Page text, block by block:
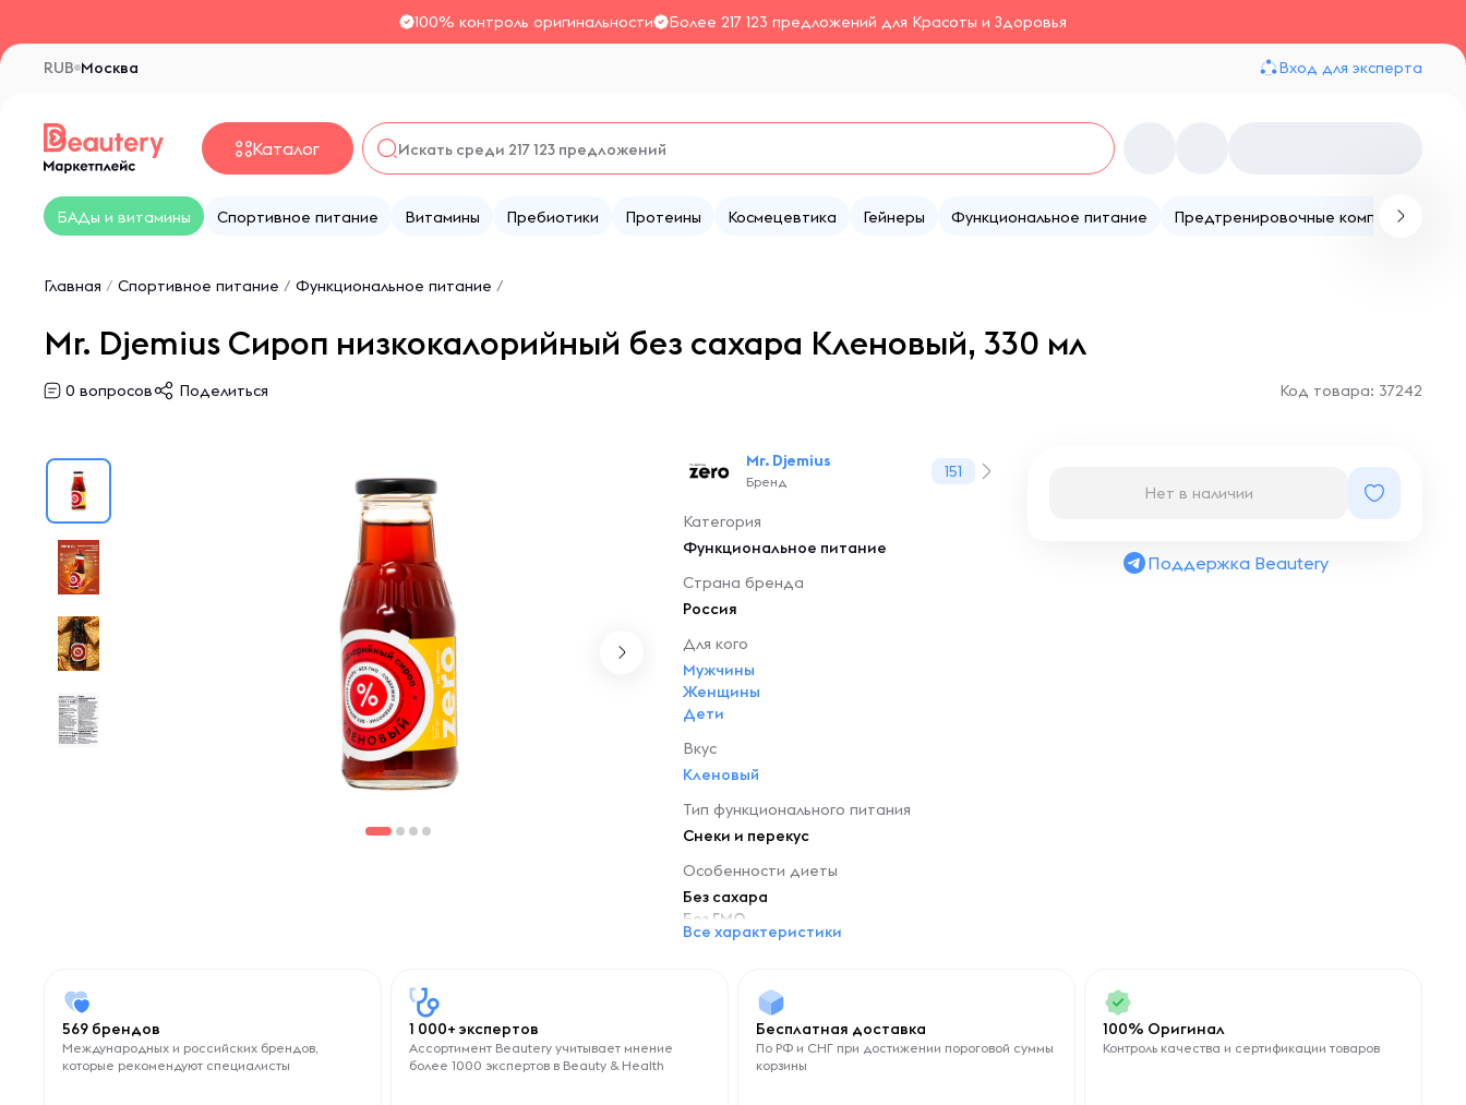
100% контроль оригинальности Более 217 123 предложений для Красоты и Здоровья
Москва
RUB Вход для эксперта
Каталог
БАДы и витамины Спортивное питание Витамины Пребиотики Протеины Космецевтика Гейнеры Функциональное питание Предтренировочные комплексы
Главная / Спортивное питание / Функциональное питание /
Mr. Djemius Сироп низкокалорийный без сахара Кленовый, 330 мл
0 вопросов Поделиться Код товара: 37242
Mr. Djemius
Бренд
151
Категория
Функциональное питание
Страна бренда
Россия
Для кого
Мужчины
Женщины
Дети
Вкус
Кленовый
Тип функционального питания
Снеки и перекус
Особенности диеты
Без сахара
Без ГМО
Все характеристики
Нет в наличии
Поддержка Beautery
569 брендов
Международных и российских брендов,
которые рекомендуют специалисты
1 000+ экспертов
Ассортимент Beautery учитывает мнение
более 1000 экспертов в Beauty & Health
Бесплатная доставка
По РФ и СНГ при достижении пороговой суммы
корзины
100% Оригинал
Контроль качества и сертификации товаров